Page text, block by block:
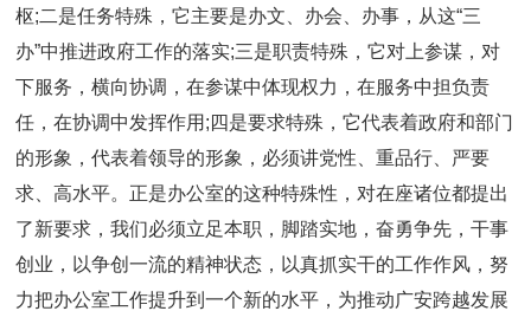
枢;二是任务特殊，它主要是办文、办会、办事，从这“三
办”中推进政府工作的落实;三是职责特殊，它对上参谋，对
下服务，横向协调，在参谋中体现权力，在服务中担负责
任，在协调中发挥作用;四是要求特殊，它代表着政府和部门
的形象，代表着领导的形象，必须讲党性、重品行、严要
求、高水平。正是办公室的这种特殊性，对在座诸位都提出
了新要求，我们必须立足本职，脚踏实地，奋勇争先，干事
创业，以争创一流的精神状态，以真抓实干的工作作风，努
力把办公室工作提升到一个新的水平，为推动广安跨越发展